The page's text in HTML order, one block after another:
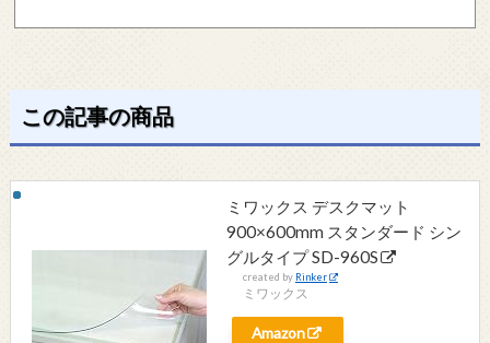
この記事の商品
ミワックス デスクマット
900×600mm スタンダード シン
グルタイプ SD-960S
created by Rinker
ミワックス
Amazon